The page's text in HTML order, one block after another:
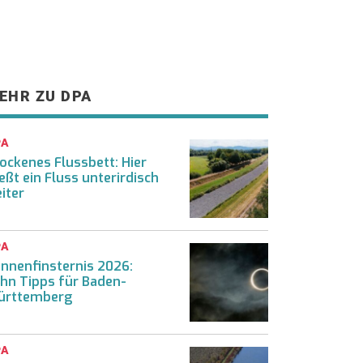
ZU DPA
Flussbett: Hier
ein Fluss unterirdisch
2026:
Tipps für Baden-